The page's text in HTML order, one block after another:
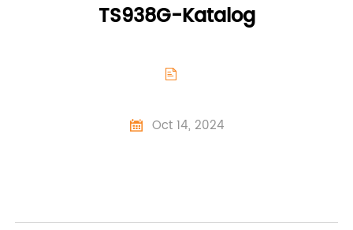
TS938G-Katalog

 Oct 14, 2024